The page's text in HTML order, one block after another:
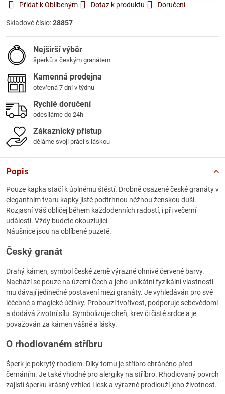
Přidat k Oblíbeným Dotaz k produktu Doručení
Skladové číslo:28857
Nejširší výběr
šperků s českým granátem
Kamenná prodejna
otevřená 7 dní v týdnu
Rychlé doručení
odesíláme do 24h
Zákaznický přístup
děláme svoji práci s láskou
Popis
Pouze kapka stačí k úplnému štěstí. Drobně osazené české granáty v
elegantním tvaru kapky jistě podtrhnou něžnou ženskou duši.
Rozjasní Váš obličej během každodenních radostí, i při večerní
události. Vždy budete okouzlující.
Náušnice jsou na oblíbené puzetě.
Český granát
Drahý kámen, symbol české země výrazné ohnivě červené barvy.
Nachází se pouze na území Čech a jeho unikátní fyzikální vlastnosti
mu dávají jedinečné postavení mezi granáty. Je vyhledáván pro své
léčebné a magické účinky. Probouzí tvořivost, podporuje sebevědomí
a dodává životní sílu. Symbolizuje oheň, krev či čisté srdce a je
považován za kámen vášně a lásky.
O rhodiovaném stříbru
Šperk je pokrytý rhodiem. Díky tomu je stříbro chráněno před
černáním. Je také vhodné pro alergiky na stříbro. Rhodiovaný povrch
zajistí šperku krásný vzhled i lesk a výrazně prodlouží jeho životnost.